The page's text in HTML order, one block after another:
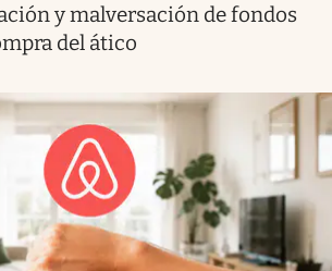
y malversación de fondos
del ático